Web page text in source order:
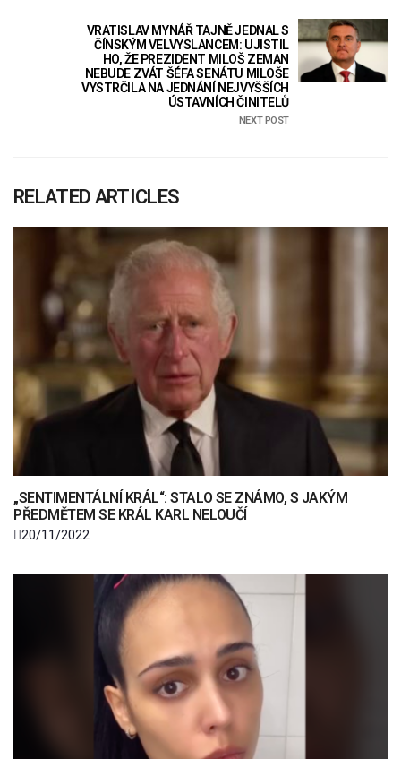
VRATISLAV MYNÁŘ TAJNĚ JEDNAL S
ČÍNSKÝM VELVYSLANCEM: UJISTIL
HO, ŽE PREZIDENT MILOŠ ZEMAN
NEBUDE ZVÁT ŠÉFA SENÁTU MILOŠE
VYSTRČILA NA JEDNÁNÍ NEJVYŠŠÍCH
ÚSTAVNÍCH ČINITELŮ
NEXT POST
RELATED ARTICLES
„SENTIMENTÁLNÍ KRÁL“: STALO SE ZNÁMO, S JAKÝM
PŘEDMĚTEM SE KRÁL KARL NELOUČÍ
20/11/2022